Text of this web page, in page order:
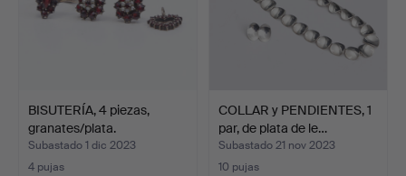
BISUTERÍA, 4 piezas,
granates/plata.
Subastado 1 dic 2023
4 pujas
COLLAR y PENDIENTES, 1
par, de plata de le…
Subastado 21 nov 2023
10 pujas